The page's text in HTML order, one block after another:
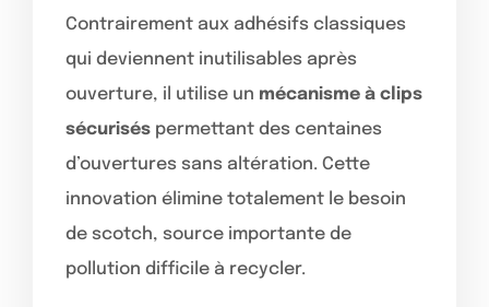
Contrairement aux adhésifs classiques
qui deviennent inutilisables après
ouverture, il utilise un mécanisme à clips
sécurisés permettant des centaines
d’ouvertures sans altération. Cette
innovation élimine totalement le besoin
de scotch, source importante de
pollution difficile à recycler.